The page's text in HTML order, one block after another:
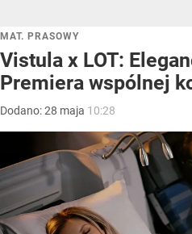
MAT. PRASOWY
Vistula x LOT:
Premiera wspólnej
Dodano:28 maja 10:28